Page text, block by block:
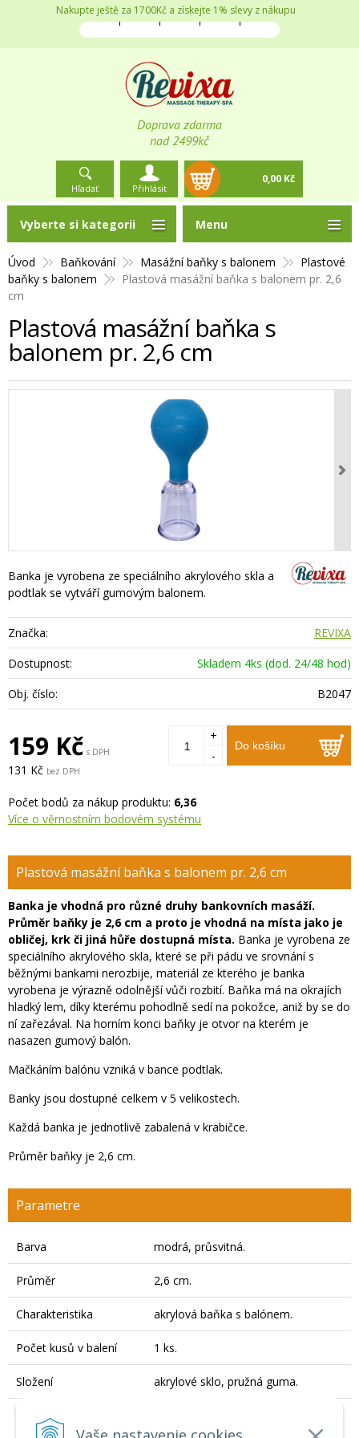
Doprava zdarma
nad 2499kč
Nakupte ještě za 1700Kč a získejte 1% slevy z nákupu
Hľadať Přihlásit
0,00 Kč
Úvod Baňkování Masážní baňky s balonem
Plastové
baňky s balonem
Plastová masážní baňka s balonem pr. 2,6
cm
Plastová masážní baňka s
balonem pr. 2,6 cm
Banka je vyrobena ze speciálního akrylového skla a
podtlak se vytváří gumovým balonem.
Značka:
REVIXA
Dostupnost:
Skladem 4ks (dod. 24/48 hod)
Obj. číslo:
B2047
159 Kč s DPH
131 Kč bez DPH
Do košíku
+
-
Počet bodů za nákup produktu: 6,36
Více o věrnostním bodovém systému
Plastová masážní baňka s balonem pr. 2,6 cm
Banka je vhodná pro různé druhy bankovních masáží.
Průměr baňky je 2,6 cm a proto je vhodná na místa jako je
obličej, krk či jiná hůře dostupná místa. Banka je vyrobena ze
speciálního akrylového skla, které se při pádu ve srovnání s
běžnými bankami nerozbije, materiál ze kterého je banka
vyrobena je výrazně odolnější vůči rozbití. Baňka má na okrajích
hladký lem, díky kterému pohodlně sedí na pokožce, aniž by se do
ní zařezával. Na horním konci baňky je otvor na kterém je
nasazen gumový balón.
Mačkáním balónu vzniká v bance podtlak.
Banky jsou dostupné celkem v 5 velikostech.
Každá banka je jednotlivě zabalená v krabičce.
Průměr baňky je 2,6 cm.
Parametre
Barva modrá, průsvitná.
Průměr 2,6 cm.
Charakteristika akrylová baňka s balónem.
Počet kusů v balení 1 ks.
Složení akrylové sklo, pružná guma.
Účinky
těla, zjemňuje, regeneruje a
Vyberte si kategorii Menu